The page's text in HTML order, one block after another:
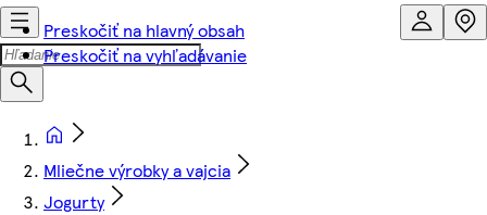
Preskočiť na hlavný obsah
Preskočiť na vyhľadávanie
Mliečne výrobky a vajcia
Jogurty